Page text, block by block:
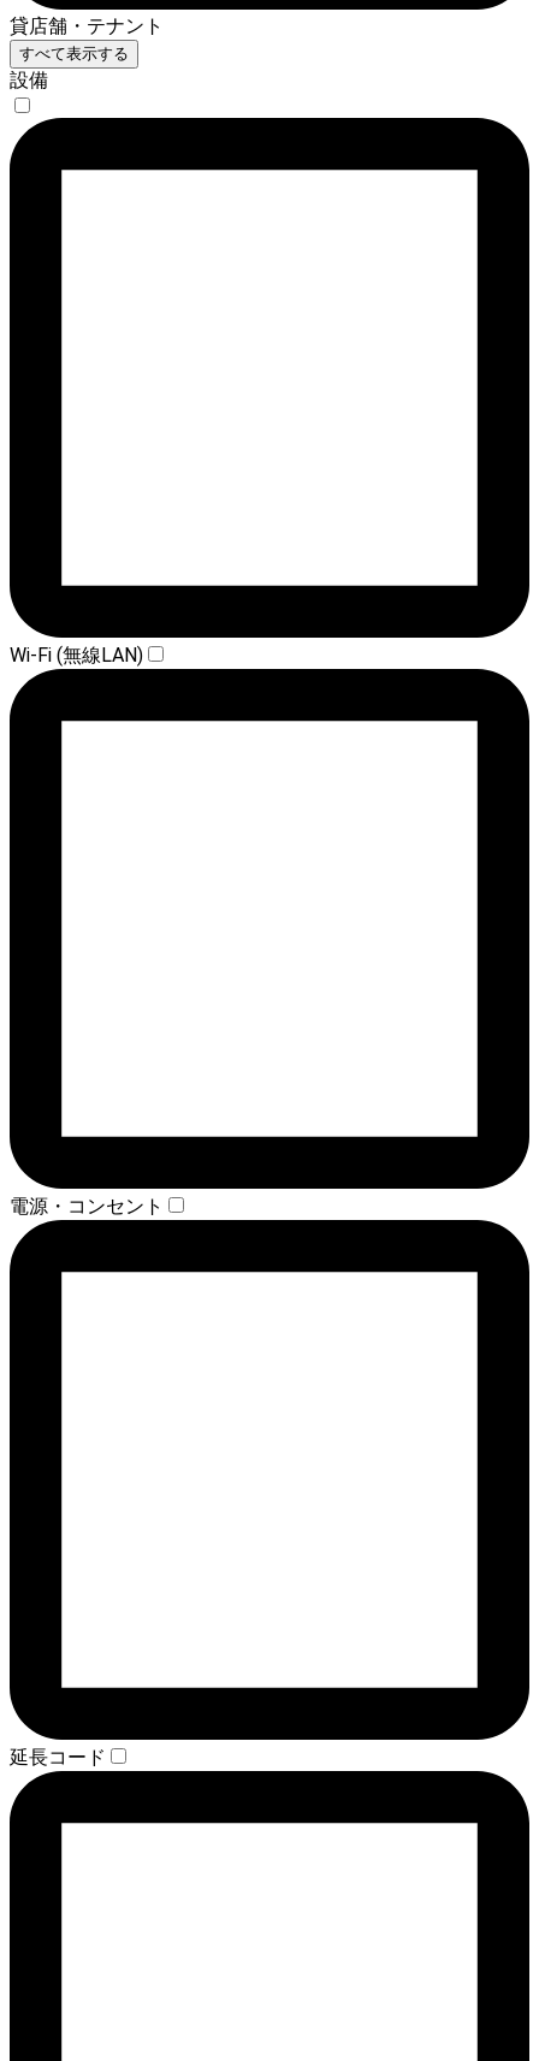
貸店舗・テナント
すべて表示する
設備
Wi-Fi (無線LAN)
電源・コンセント
延長コード